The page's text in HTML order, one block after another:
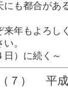
にも都合があ
年もよろし
。
日）に続く～
） 平成